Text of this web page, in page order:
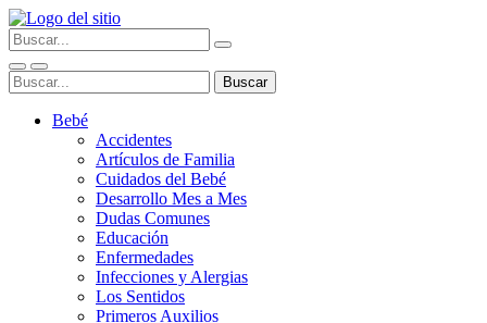
Bebé
Accidentes
Artículos de Familia
Cuidados del Bebé
Desarrollo Mes a Mes
Dudas Comunes
Educación
Enfermedades
Infecciones y Alergias
Los Sentidos
Primeros Auxilios